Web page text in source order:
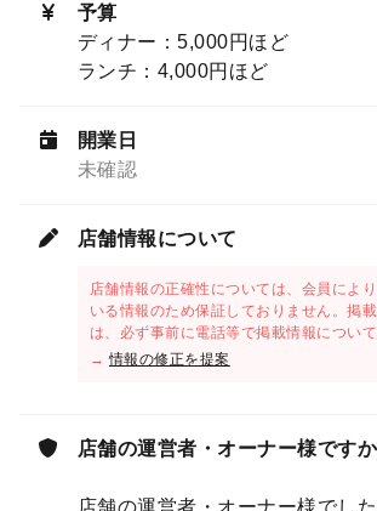
予算
ディナー：5,000円ほど
ランチ：4,000円ほど
開業日
未確認
店舗情報について
店舗情報の正確性については、会員によ
いる情報のため保証しておりません。掲
は、必ず事前に電話等で掲載情報について
→情報の修正を提案
店舗の運営者・オーナー様ですか
店舗の運営者・オーナー様でし